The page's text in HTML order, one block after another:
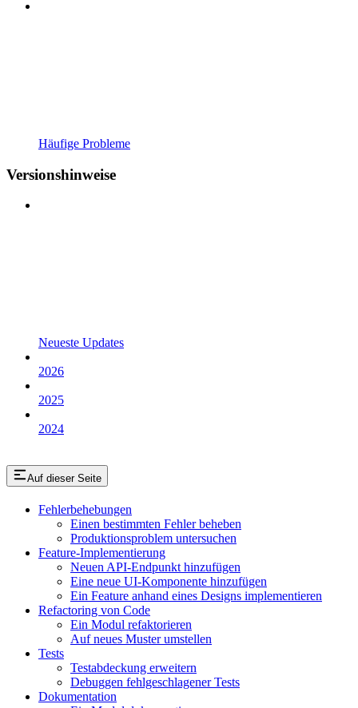
Häufige Probleme
Versionshinweise
Neueste Updates
2026
2025
2024
Auf dieser Seite
Fehlerbehebungen
Einen bestimmten Fehler beheben
Produktionsproblem untersuchen
Feature-Implementierung
Neuen API-Endpunkt hinzufügen
Eine neue UI-Komponente hinzufügen
Ein Feature anhand eines Designs implementieren
Refactoring von Code
Ein Modul refaktorieren
Auf neues Muster umstellen
Tests
Testabdeckung erweitern
Debuggen fehlgeschlagener Tests
Dokumentation